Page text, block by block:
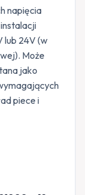
napięcia
lub 24V (w
Może
jako
piece i